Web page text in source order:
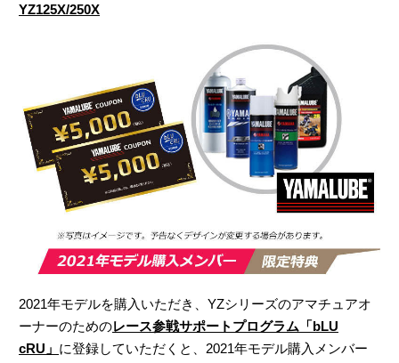
YZ125X/250X
2021年モデルを購入いただき、YZシリーズのアマチュアオ
ーナーのためのレース参戦サポートプログラム「bLU
cRU」 に登録していただくと、2021年モデル購入メンバー